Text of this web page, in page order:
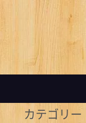
カテゴリー